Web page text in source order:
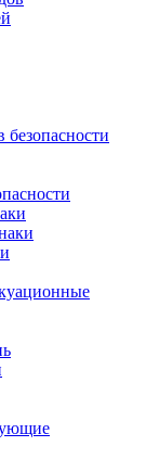
безопасности